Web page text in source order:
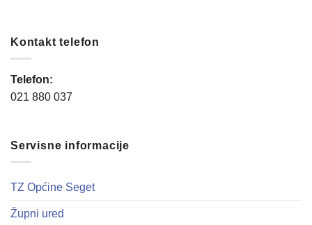
Kontakt telefon
Telefon:
021 880 037
Servisne informacije
TZ Općine Seget
Župni ured